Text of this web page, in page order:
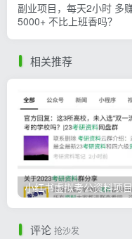
副业项目，每天2小时 多
5000+ 不比上班香吗？
相关推荐
评论 抢沙发